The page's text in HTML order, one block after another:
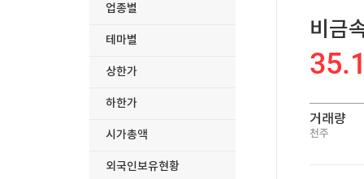
글로벌경제
미네르바아카데미
스페셜강의
증권 데이터
업종별
테마별
상한가
하한가
시가총액
외국인보유현황
비금
거래량
천주